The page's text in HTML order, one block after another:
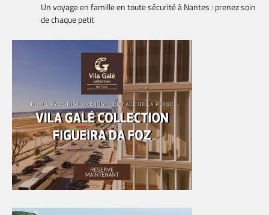
Un voyage en famille en toute sécurité à Nantes : prenez soin
de chaque petit